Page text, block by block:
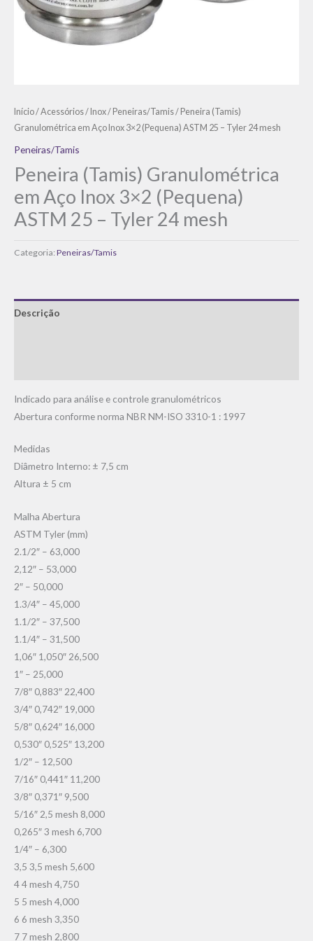
Início/Acessórios/ Inox/ Peneiras/Tamis/ Peneira (Tamis)
Granulométrica em Aço Inox 3×2 (Pequena) ASTM 25 – Tyler 24 mesh
Peneiras/Tamis
Peneira (Tamis) Granulométrica
em Aço Inox 3×2 (Pequena)
ASTM 25 – Tyler 24 mesh
Categoria: Peneiras/Tamis
Descrição
Indicado para análise e controle granulométricos
Abertura conforme norma NBR NM-ISO 3310-1 : 1997
Medidas
Diâmetro Interno: ± 7,5 cm
Altura ± 5 cm
Malha Abertura
ASTM Tyler (mm)
2.1/2″ – 63,000
2,12″ – 53,000
2″ – 50,000
1.3/4″ – 45,000
1.1/2″ – 37,500
1.1/4″ – 31,500
1,06″ 1,050″ 26,500
1″ – 25,000
7/8″ 0,883″ 22,400
3/4″ 0,742″ 19,000
5/8″ 0,624″ 16,000
0,530″ 0,525″ 13,200
1/2″ – 12,500
7/16″ 0,441″ 11,200
3/8″ 0,371″ 9,500
5/16″ 2,5 mesh 8,000
0,265″ 3 mesh 6,700
1/4″ – 6,300
3,5 3,5 mesh 5,600
4 4 mesh 4,750
5 5 mesh 4,000
6 6 mesh 3,350
7 7 mesh 2,800